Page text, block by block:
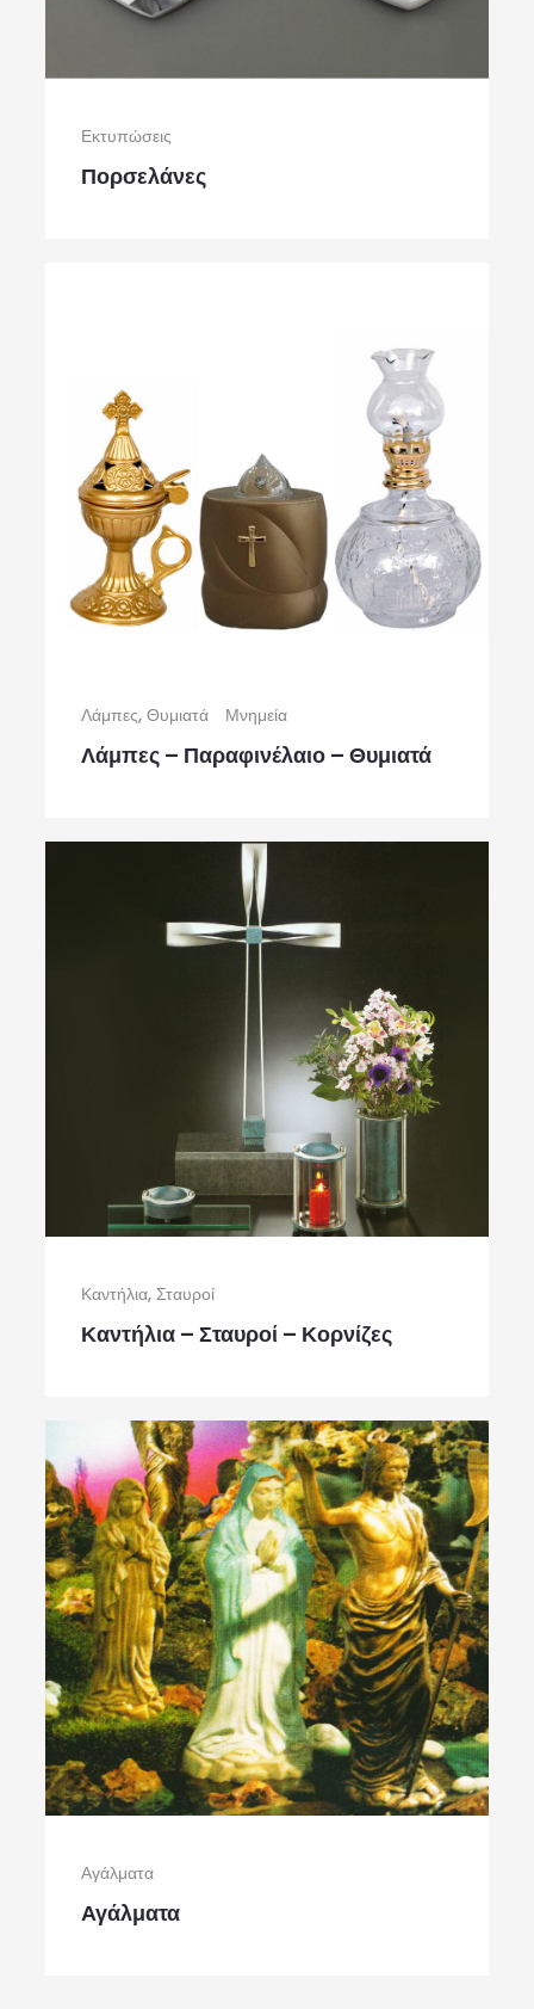
Εκτυπώσεις
Πορσελάνες
Λάμπες, Θυμιατά Μνημεία
Λάμπες – Παραφινέλαιο – Θυμιατά
Καντήλια, Σταυροί
Καντήλια – Σταυροί – Κορνίζες
Αγάλματα
Αγάλματα